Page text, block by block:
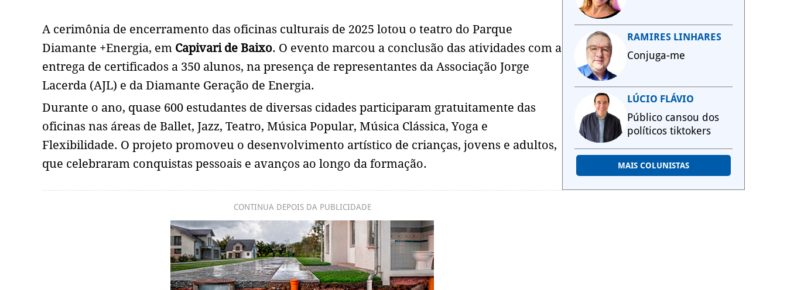
A cerimônia de encerramento das oficinas culturais de 2025 lotou o teatro do Parque
Diamante +Energia, em Capivari de Baixo. O evento marcou a conclusão das atividades com a
entrega de certificados a 350 alunos, na presença de representantes da Associação Jorge
Lacerda (AJL) e da Diamante Geração de Energia.
Durante o ano, quase 600 estudantes de diversas cidades participaram gratuitamente das
oficinas nas áreas de Ballet, Jazz, Teatro, Música Popular, Música Clássica, Yoga e
Flexibilidade. O projeto promoveu o desenvolvimento artístico de crianças, jovens e adultos,
que celebraram conquistas pessoais e avanços ao longo da formação.
CONTINUA DEPOIS DA PUBLICIDADE
RAMIRES LINHARES
Conjuga-me
LÚCIO FLÁVIO
Público cansou dos
políticos tiktokers
MAIS COLUNISTAS